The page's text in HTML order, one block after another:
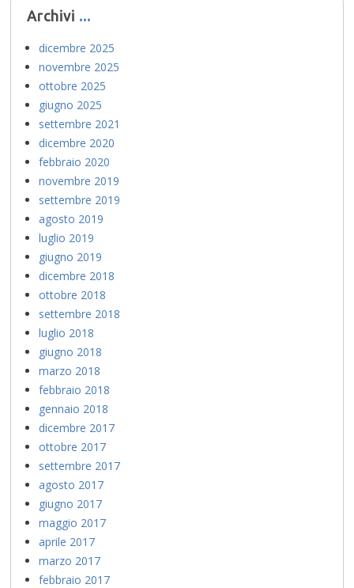
Archivi
dicembre 2025
novembre 2025
ottobre 2025
giugno 2025
settembre 2021
dicembre 2020
febbraio 2020
novembre 2019
settembre 2019
agosto 2019
luglio 2019
giugno 2019
dicembre 2018
ottobre 2018
settembre 2018
luglio 2018
giugno 2018
marzo 2018
febbraio 2018
gennaio 2018
dicembre 2017
ottobre 2017
settembre 2017
agosto 2017
giugno 2017
maggio 2017
aprile 2017
marzo 2017
febbraio 2017